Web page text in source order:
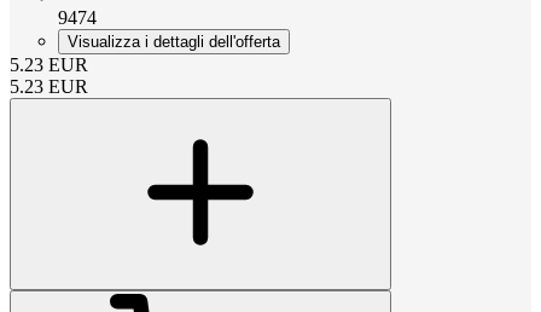
9474
Visualizza i dettagli dell'offerta
5.23 EUR
5.23 EUR